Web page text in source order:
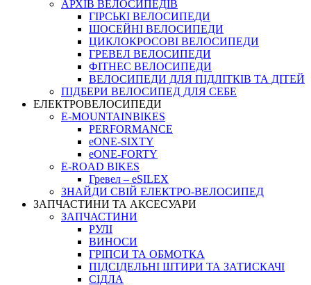
АРХIВ ВЕЛОСИПЕДIВ
ГІРСЬКІ ВЕЛОСИПЕДИ
ШОСЕЙНІ ВЕЛОСИПЕДИ
ЦИКЛОКРОСОВІ ВЕЛОСИПЕДИ
ГРЕВЕЛ ВЕЛОСИПЕДИ
ФІТНЕС ВЕЛОСИПЕДИ
ВЕЛОСИПЕДИ ДЛЯ ПІДЛІТКІВ ТА ДІТЕЙ
ПIДБЕРИ ВЕЛОСИПЕД ДЛЯ СЕБЕ
ЕЛЕКТРОВЕЛОСИПЕДИ
E-MOUNTAINBIKES
PERFORMANCE
eONE-SIXTY
eONE-FORTY
E-ROAD BIKES
Гревел – eSILEX
ЗНАЙДИ СВІЙ ЕЛЕКТРО-ВЕЛОСИПЕД
ЗАПЧАСТИНИ ТА АКСЕСУАРИ
ЗАПЧАСТИНИ
РУЛІ
ВИНОСИ
ГРІПСИ ТА ОБМОТКА
ПІДСІДЕЛЬНІ ШТИРИ ТА ЗАТИСКАЧІ
СІДЛА